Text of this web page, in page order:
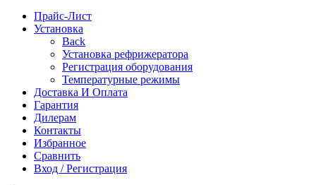
Прайс-Лист
Установка
Back
Установка рефрижератора
Регистрация оборудования
Температурные режимы
Доставка И Оплата
Гарантия
Дилерам
Контакты
Избранное
Сравнить
Вход / Регистрация